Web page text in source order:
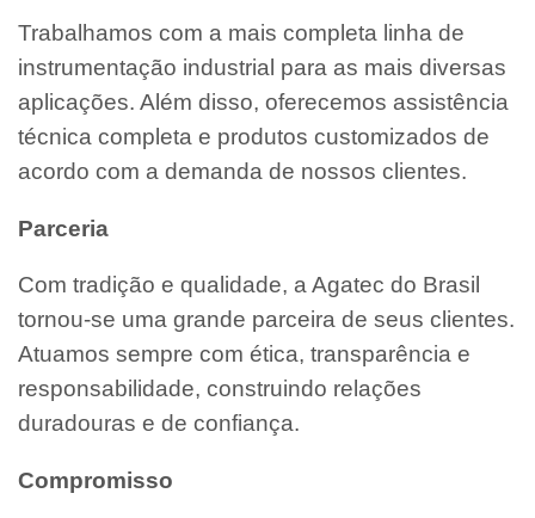
Trabalhamos com a mais completa linha de
instrumentação industrial para as mais diversas
aplicações. Além disso, oferecemos assistência
técnica completa e produtos customizados de
acordo com a demanda de nossos clientes.
Parceria
Com tradição e qualidade, a Agatec do Brasil
tornou-se uma grande parceira de seus clientes.
Atuamos sempre com ética, transparência e
responsabilidade, construindo relações
duradouras e de confiança.
Compromisso